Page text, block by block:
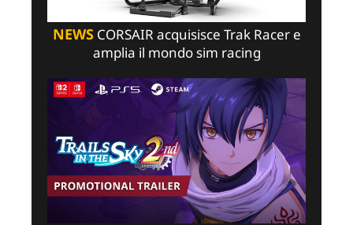
NEWSCORSAIR acquisisce Trak Racer e
amplia il mondo sim racing